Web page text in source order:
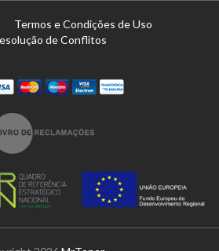
Termos e Condições de Uso
de Conflitos